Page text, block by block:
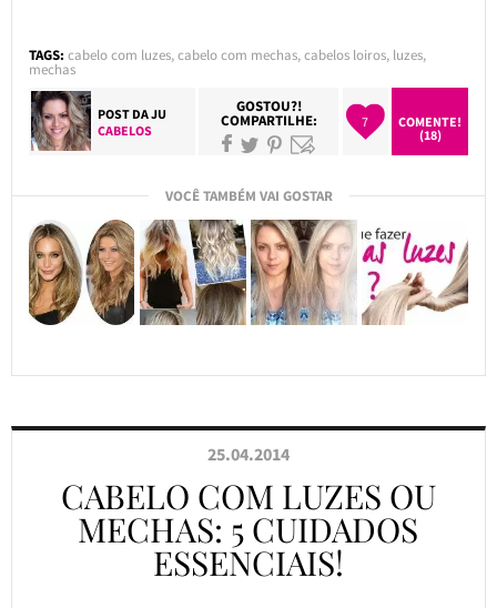
TAGS: cabelo com luzes,cabelo com mechas,cabelos loiros, luzes,
mechas
POST DAJU
CABELOS
GOSTOU?!
COMPARTILHE: 7
COMENTE!
(18)
VOCÊ TAMBÉM VAI GOSTAR
25.04.2014
CABELO COM LUZES OU
MECHAS: 5 CUIDADOS
ESSENCIAIS!